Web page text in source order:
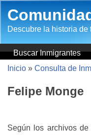
Descubre la historia de
Buscar Inmigrantes
Inicio » Consulta de
Felipe Monge
Según los archivos